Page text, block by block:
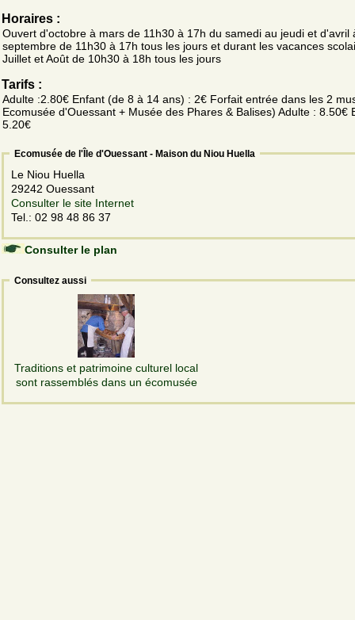
Horaires :
Ouvert d'octobre à mars de 11h30 à 17h du samedi au jeudi et d'avril
septembre de 11h30 à 17h tous les jours et durant les vacances
Juillet et Août de 10h30 à 18h tous les jours
Tarifs :
Adulte :2.80€ Enfant (de 8 à 14 ans) : 2€ Forfait entrée dans les 2
Ecomusée d'Ouessant + Musée des Phares & Balises) Adulte : 8.50€
5.20€
Ecomusée de l'Île d'Ouessant - Maison du Niou Huella
Le Niou Huella
29242 Ouessant
Consulter le site Internet
Tel.: 02 98 48 86 37
Consulter le plan
Consultez aussi
Traditions et patrimoine culturel local
sont rassemblés dans un écomusée